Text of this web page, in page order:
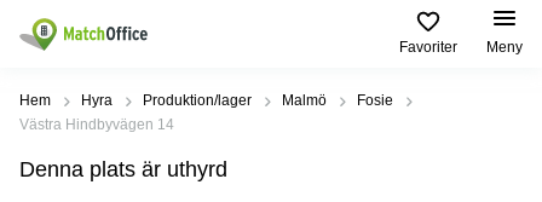
Favoriter Meny
Hyra / hyra ut
Kategorier
Populära
Städer
Populära
sökningar
Hjälp
Hem Hyra Produktion/lager Malmö
Fosie
Västra Hindbyvägen 14
Denna plats är uthyrd